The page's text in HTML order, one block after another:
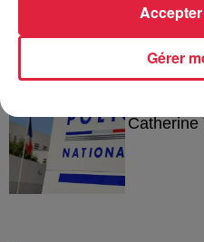
Catherine
Gérer